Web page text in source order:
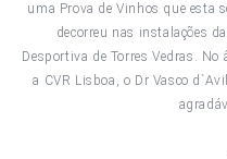
uma Prova de Vinhos que esta
decorreu nas instalações
Desportiva de Torres Vedras.
a CVR Lisboa, o Dr Vasco